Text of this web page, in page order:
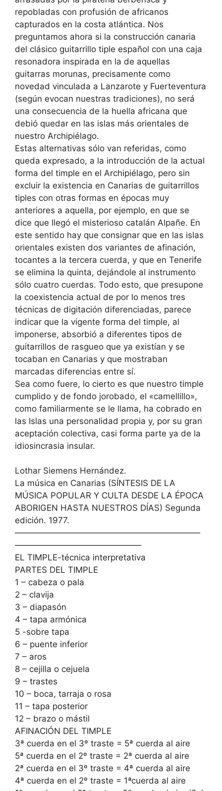
repobladas con profusión de africanos
capturados en la costa atlántica. Nos
preguntamos ahora si la construcción canaria
del clásico guitarrillo tiple español con una caja
resonadora inspirada en la de aquellas
guitarras morunas, precisamente como
novedad vinculada a Lanzarote y Fuerteventura
(según evocan nuestras tradiciones), no será
una consecuencia de la huella africana que
debió quedar en las islas más orientales de
nuestro Archipiélago.
Estas alternativas sólo van referidas, como
queda expresado, a la introducción de la actual
forma del timple en el Archipiélago, pero sin
excluir la existencia en Canarias de guitarrillos
tiples con otras formas en épocas muy
anteriores a aquella, por ejemplo, en que se
dice que llegó el misterioso catalán Alpañe. En
este sentido hay que consignar que en las islas
orientales existen dos variantes de afinación,
tocantes a la tercera cuerda, y que en Tenerife
se elimina la quinta, dejándole al instrumento
sólo cuatro cuerdas. Todo esto, que presupone
la coexistencia actual de por lo menos tres
técnicas de digitación diferenciadas, parece
indicar que la vigente forma del timple, al
imponerse, absorbió a diferentes tipos de
guitarrillos de rasgueo que ya existían y se
tocaban en Canarias y que mostraban
marcadas diferencias entre sí.
Sea como fuere, lo cierto es que nuestro timple
cumplido y de fondo jorobado, el «camellillo»,
como familiarmente se le llama, ha cobrado en
las Islas una personalidad propia y, por su gran
aceptación colectiva, casi forma parte ya de la
idiosincrasia insular.
Lothar Siemens Hernández.
La música en Canarias (SÍNTESIS DE LA
MÚSICA POPULAR Y CULTA DESDE LA ÉPOCA
ABORIGEN HASTA NUESTROS DÍAS) Segunda
edición. 1977.
——————————————————————
———————————————
EL TIMPLE-técnica interpretativa
PARTES DEL TIMPLE
1 – cabeza o pala
2 – clavija
3 – diapasón
4 – tapa armónica
5 -sobre tapa
6 – puente inferior
7 – aros
8 – cejilla o cejuela
9 – trastes
10 – boca, tarraja o rosa
11 – tapa posterior
12 – brazo o mástil
AFINACIÓN DEL TIMPLE
3ª cuerda en el 3º traste = 5ª cuerda al aire
5ª cuerda en el 2º traste = 2ª cuerda al aire
2ª cuerda en el 3º traste = 4ª cuerda al aire
4ª cuerda en el 2º traste = 1ªcuerda al aire